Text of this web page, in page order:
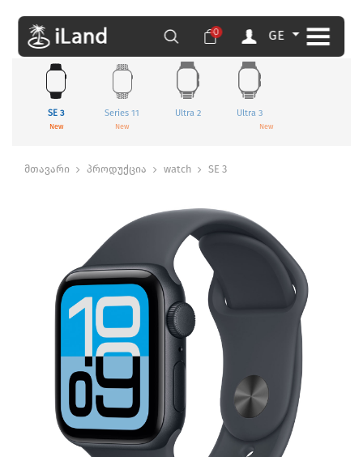
0 GE
SE 3
New
Series 11
New
Ultra 2 Ultra 3
New
მთავარი პროდუქცია watch SE 3